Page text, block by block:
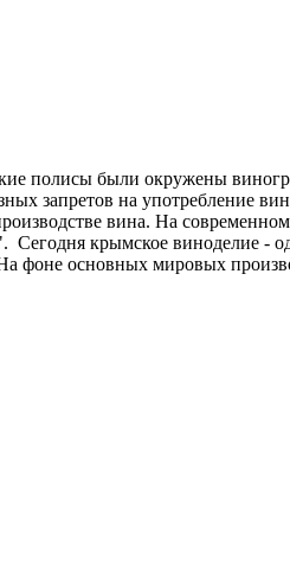
полисы были окружены
запретов на употребление
вина. На
крымское виноделие -
основных мировых